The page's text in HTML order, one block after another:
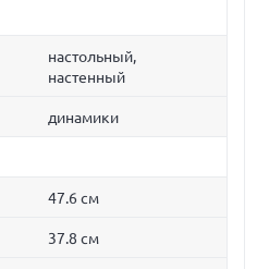
настольный,
настенный
динамики
47.6 см
37.8 см